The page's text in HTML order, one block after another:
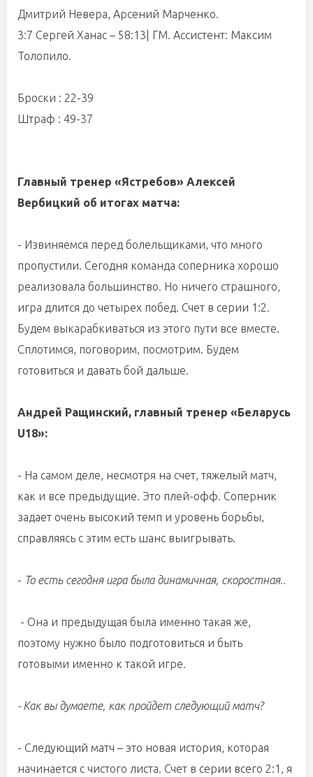
Дмитрий Невера, Арсений Марченко.
3:7 Сергей Ханас – 58:13| ГМ. Ассистент: Максим
Толопило.
Броски : 22-39
Штраф : 49-37
Главный тренер «Ястребов» Алексей
Вербицкий об итогах матча:
- Извиняемся перед болельщиками, что много
пропустили. Сегодня команда соперника хорошо
реализовала большинство. Но ничего страшного,
игра длится до четырех побед. Счет в серии 1:2.
Будем выкарабкиваться из этого пути все вместе.
Сплотимся, поговорим, посмотрим. Будем
готовиться и давать бой дальше.
Андрей Ращинский, главный тренер «Беларусь
U18»:
- На самом деле, несмотря на счет, тяжелый матч,
как и все предыдущие. Это плей-офф. Соперник
задает очень высокий темп и уровень борьбы,
справляясь с этим есть шанс выигрывать.
- То есть сегодня игра была динамичная, скоростная..
- Она и предыдущая была именно такая же,
поэтому нужно было подготовиться и быть
готовыми именно к такой игре.
- Как вы думаете, как пройдет следующий матч?
- Следующий матч – это новая история, которая
начинается с чистого листа. Счет в серии всего 2:1, я